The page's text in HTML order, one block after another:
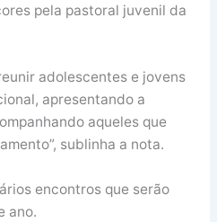
pela pastoral juvenil da
adolescentes e jovens
apresentando a
aqueles que
sublinha a nota.
encontros que serão
ano.